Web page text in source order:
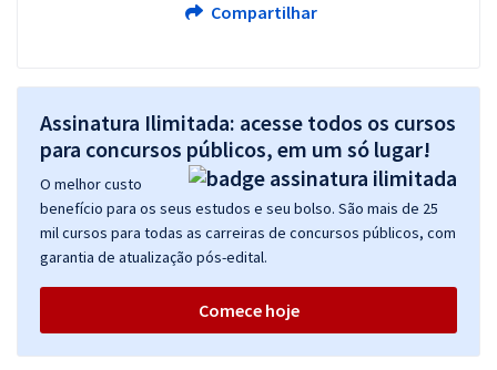
Compartilhar
Assinatura Ilimitada: acesse todos os cursos
para concursos públicos, em um só lugar!
O melhor custo
benefício para os seus estudos e seu bolso. São mais de 25
mil cursos para todas as carreiras de concursos públicos, com
garantia de atualização pós-edital.
Comece hoje